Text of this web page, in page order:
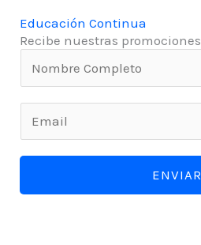
Educación Continua
Recibe nuestras promociones
o
r
m
a
ENVIAR